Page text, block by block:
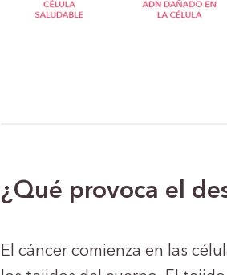
¿Qué provoca el
El cáncer comienza en las